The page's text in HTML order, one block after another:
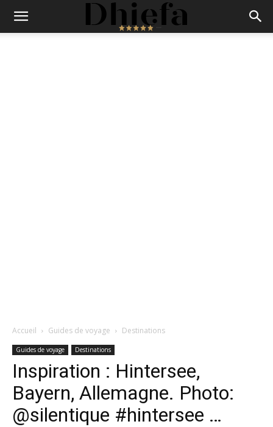
Accueil Guides de voyage Destinations
Guides de voyage Destinations
Inspiration : Hintersee,
Bayern, Allemagne. Photo:
@silentique #hintersee …